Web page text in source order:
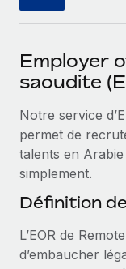
notre MCP
Rationalisez
SERVICES
Demandez
Recevez des
l’international
Simplifiez vos
candidats
TRAVAILLONS
Intégrez les
Devenir
Explorez
Remote Build
ÉTUDES DE CAS
Webinaires
Événements
Salle de presse
Données sur
Centre de
Employer
saoudite
Notre service
permet de
talents en
simplement.
Définition
L’EOR de
d’embaucher